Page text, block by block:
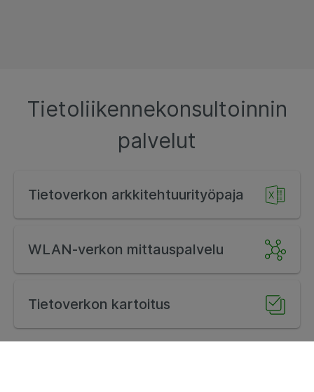
Tietoliikennekonsultoinnin
palvelut
Tietoverkon arkkitehtuurityöpaja
WLAN-verkon mittauspalvelu
Tietoverkon kartoitus